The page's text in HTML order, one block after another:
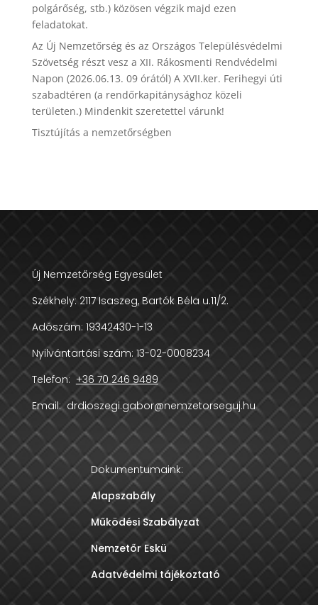
polgárőség, stb.) közösen végzik majd ezen
feladatokat.
Az Új Nemzetőrség és az Országos Településvédelmi
Szövetség részt vesz a XII. Rákosmenti Rendvédelmi
Napon (2026.06.13. 09 órától) A XVII.ker. Ferihegyi úti
szabadtéren (a rendőrkapitánysághoz közeli
területen.) Mindenkit szeretettel várunk!
Tisztújítás a nemzetőrségben
Új Nemzetőrség Egyesület
Székhely: 2117 Isaszeg, Bartók Béla u.11/2.
Adószám: 19342430-1-13
Nyilvántartási szám: 13-02-0008234
Telefon:+36 70 246 9489
Email:drdioszegi.gabor@nemzetorseguj.hu
Dokumentumaink:
Alapszabály
Működési Szabályzat
Nemzetőr Eskü
Adatvédelmi tájékoztató